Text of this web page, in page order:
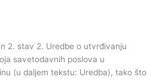
2. stav 2. Uredbe o utvrđivanju
savetodavnih poslova u
(u daljem tekstu: Uredba), tako što